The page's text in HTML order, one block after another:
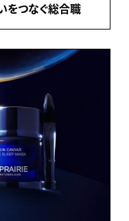
をつなぐ総合職